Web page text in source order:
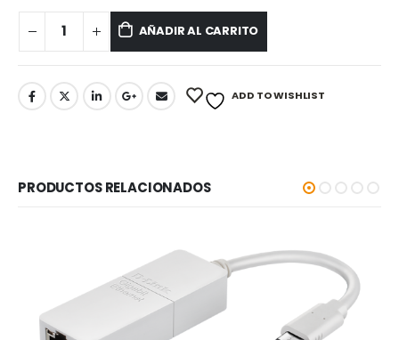
AÑADIR AL CARRITO
ADD TO WISHLIST
PRODUCTOS RELACIONADOS